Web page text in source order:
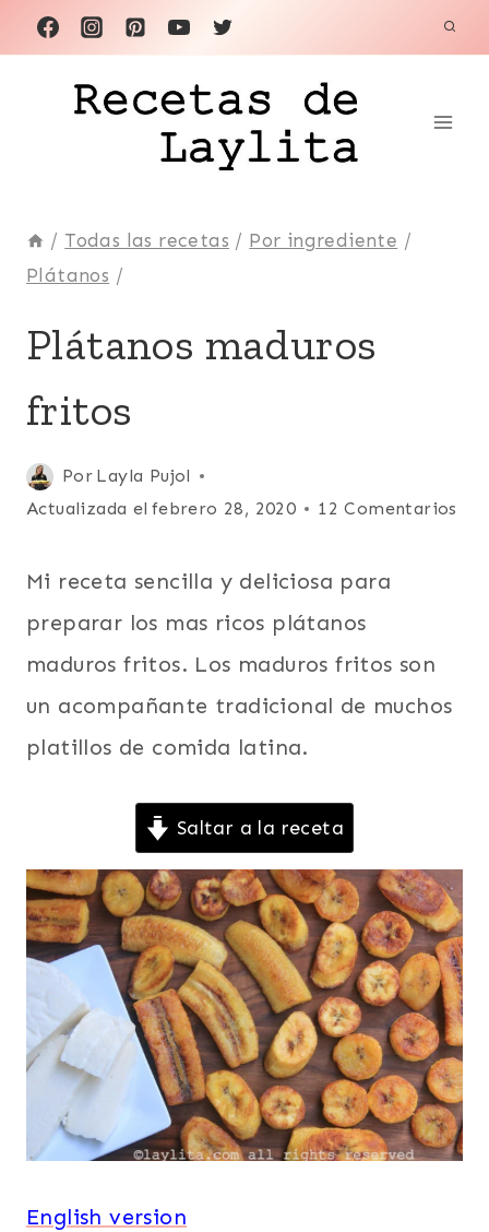
Saltar
al
contenido
/ Todas las recetas / Por ingrediente /
Plátanos /
BOCADITOS
SNACKS
|
CARIBE
|
|
ENTRADAS
APERITIVOS
FÁCILES
LATINO/HISPANO
Y
CENTROAMERICA
|
PARA
NIÑOS
PLÁTANOS
RECETAS
VIDEOS
SUDAMERICA
TODAS
Plátanos maduros
fritos
Por Layla Pujol
Publicada
el
Actualizada el febrero 28, 2020 12 Comentarios
Mi receta sencilla y deliciosa para
preparar los mas ricos plátanos
maduros fritos. Los maduros fritos son
un acompañante tradicional de muchos
platillos de comida latina.
Saltar a la receta
English version